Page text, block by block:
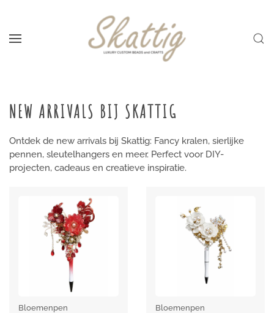
Skip to main content
NEW ARRIVALS BIJ SKATTIG
Ontdek de new arrivals bij Skattig: Fancy kralen, sierlijke
pennen, sleutelhangers en meer. Perfect voor DIY-
projecten, cadeaus en creatieve inspiratie.
Bloemenpen Bloemenpen